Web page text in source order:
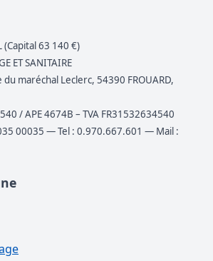
(Capital 63 140 €)
ET SANITAIRE
du maréchal Leclerc, 54390 FROUARD,
/ APE 4674B – TVA FR31532634540
00035 — Tel : 0.970.667.601 — Mail :